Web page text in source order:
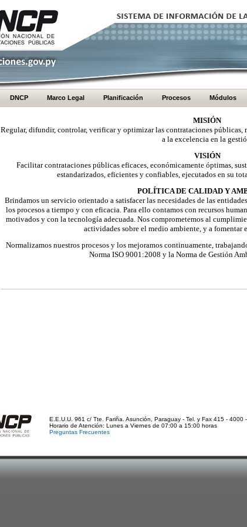
DNCP Marco Legal Planificación Procesos Módulos
MISIÓN
Regular, difundir, controlar, verificar y optimizar las contrataciones públicas,
a la excelencia en la
VISIÓN
Facilitar contrataciones públicas eficaces, económicamente óptimas,
estandarizados, eficientes y confiables, ejecutados en su
POLÍTICA DE CALIDAD Y
Brindamos un servicio orientado a satisfacer las necesidades de las
los procesos a tiempo y con eficacia. Para ello contamos con recursos
motivados y con la tecnología adecuada. Nos comprometemos al
actividades sobre el medio ambiente, y a fomentar
Normalizamos nuestros procesos y los mejoramos continuamente,
Norma ISO 9001:2008 y la Norma de Gestión
E.E.U.U. 961 c/ Tte. Fariña. Asunción, Paraguay - Tel. y Fax 415 - 4000
Horario de Atención: Lunes a Viernes de 07:00 a 15:00 horas
Preguntas Frecuentes